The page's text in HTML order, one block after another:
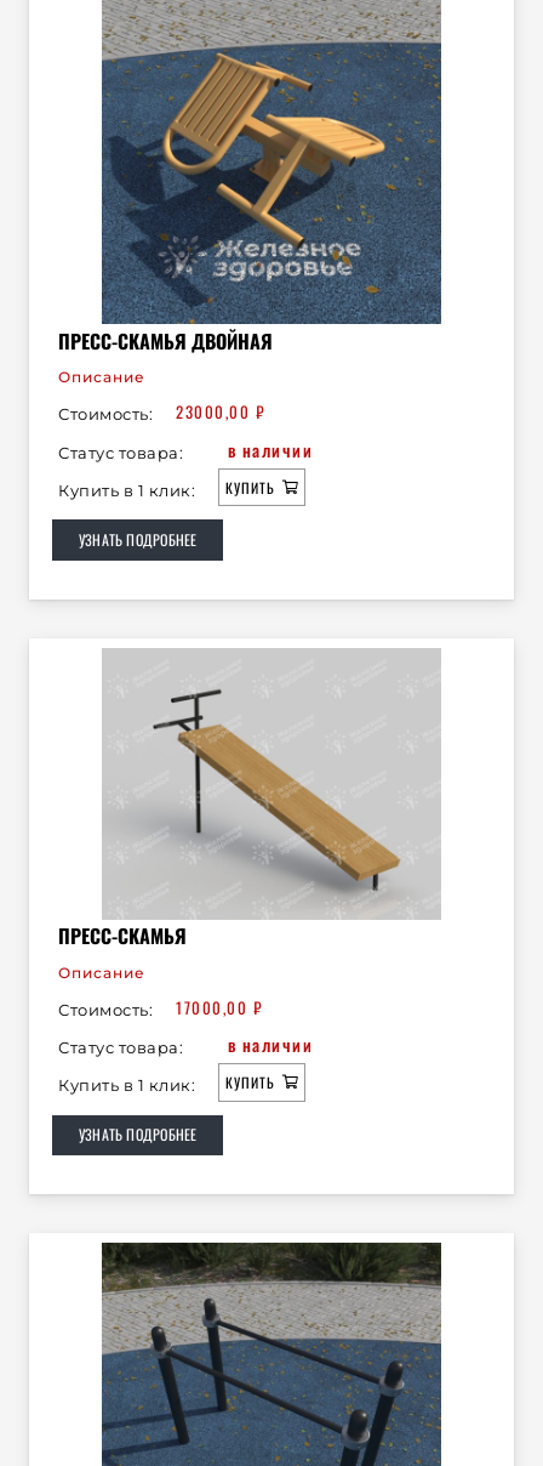
ПРЕСС-СКАМЬЯ ДВОЙНАЯ
Описание
Стоимость: 23000,00 ₽
Статус товара: в наличии
Купить в 1 клик: КУПИТЬ
УЗНАТЬ ПОДРОБНЕЕ
ПРЕСС-СКАМЬЯ
Описание
Стоимость: 17000,00 ₽
Статус товара: в наличии
Купить в 1 клик: КУПИТЬ
УЗНАТЬ ПОДРОБНЕЕ